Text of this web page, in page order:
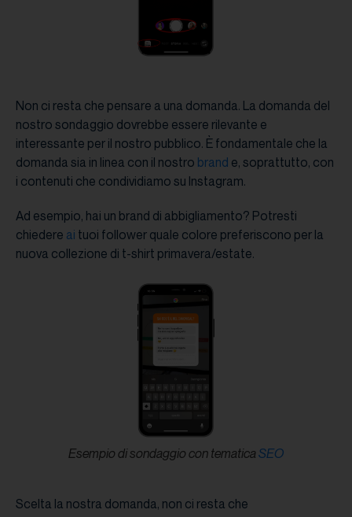
Non ci resta che pensare a una domanda. La domanda del
nostro sondaggio dovrebbe essere rilevante e
interessante per il nostro pubblico. È fondamentale che la
domanda sia in linea con il nostro brand e, soprattutto, con
i contenuti che condividiamo su Instagram.
Ad esempio, hai un brand di abbigliamento? Potresti
chiedere ai tuoi follower quale colore preferiscono per la
nuova collezione di t-shirt primavera/estate.
Esempio di sondaggio con tematica SEO
Scelta la nostra domanda, non ci resta che